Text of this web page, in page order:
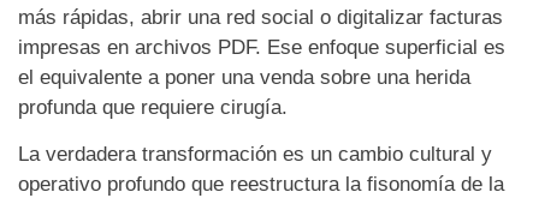
más rápidas, abrir una red social o digitalizar facturas
impresas en archivos PDF. Ese enfoque superficial es
el equivalente a poner una venda sobre una herida
profunda que requiere cirugía.
La verdadera transformación es un cambio cultural y
operativo profundo que reestructura la fisonomía de la